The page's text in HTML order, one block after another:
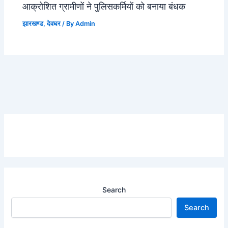
आक्रोशित ग्रामीणों ने पुलिसकर्मियों को बनाया बंधक
झारखण्ड,देवघर/ ByAdmin
Search
Search